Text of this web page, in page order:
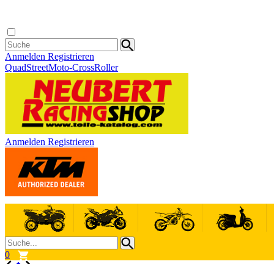
Anmelden Registrieren
QuadStreetMoto-CrossRoller
Anmelden Registrieren
0